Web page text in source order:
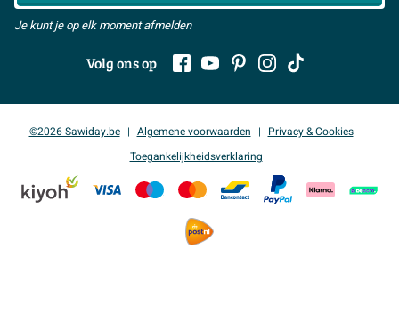
Je kunt je op elk moment afmelden
Volg ons op
©2026 Sawiday.be Algemene voorwaarden
Privacy & Cookies
Toegankelijkheidsverklaring